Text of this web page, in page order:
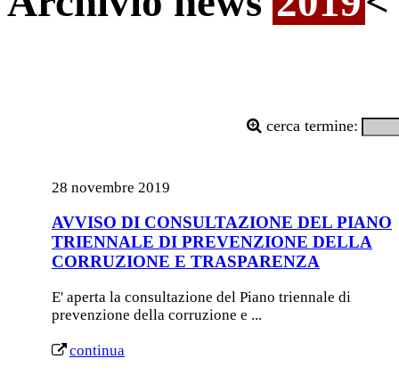
cerca termine:
28 novembre 2019
AVVISO DI CONSULTAZIONE DEL PIANO
TRIENNALE DI PREVENZIONE DELLA
CORRUZIONE E TRASPARENZA
E' aperta la consultazione del Piano triennale di
prevenzione della corruzione e ...
continua